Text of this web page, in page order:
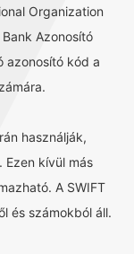
Organization
Azonosító
azonosító kód a
használják,
Ezen kívül más
A SWIFT
és számokból áll.